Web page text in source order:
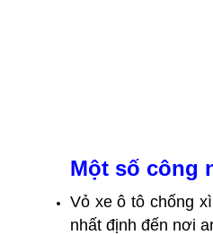
Một số công
Vỏ xe ô tô chống
nhất định đến nơi